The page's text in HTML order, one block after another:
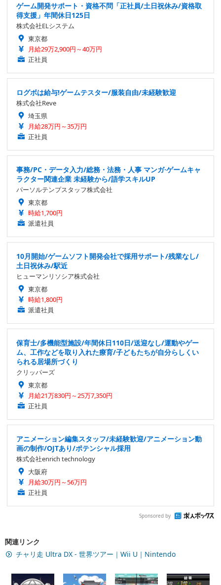
ゲーム開発サポート・資格不問「正社員/土日祝休み/資格取
得支援」年間休日125日
株式会社ELシステム
東京都
月給29万2,900円～40万円
正社員
ログボは給与!ゲームテスター/服装自由/未経験歓迎
株式会社Reve
埼玉県
月給28万円～35万円
正社員
事務/PC・データ入力/総務・法務・人事 マンガ·ゲームキャ
ラクター関連企業 未経験から/語学スキルUP
パーソルテンプスタッフ株式会社
東京都
時給1,700円
派遣社員
10月開始/ゲームソフト開発会社で採用サポート/残業なし/
土日祝休み/駅近
ヒューマンリソシア株式会社
東京都
時給1,800円
派遣社員
保育士/多機能型施設/年間休日110日/送迎なし/運動やゲー
ム、工作などを取り入れた療育/子どもたちが自分らしくい
られる居場所づくり
クリッパーズ
東京都
月給21万830円～25万7,350円
正社員
アニメーション編集スタッフ/未経験歓迎/アニメーション動
画の制作/OJTあり/ポテンシャル採用
株式会社enrich technology
大阪府
月給30万円～56万円
正社員
Sponsored by
関連リンク
チャリ走 Ultra DX - 世界ツアー｜Wii U｜Nintendo